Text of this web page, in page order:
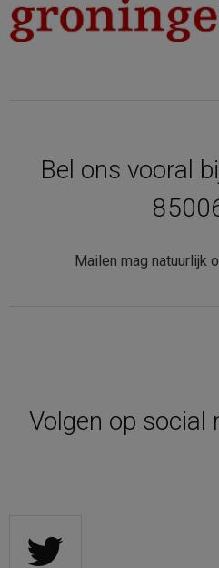
Bel ons vooral
Mailen mag natuurlijk
Volgen op social